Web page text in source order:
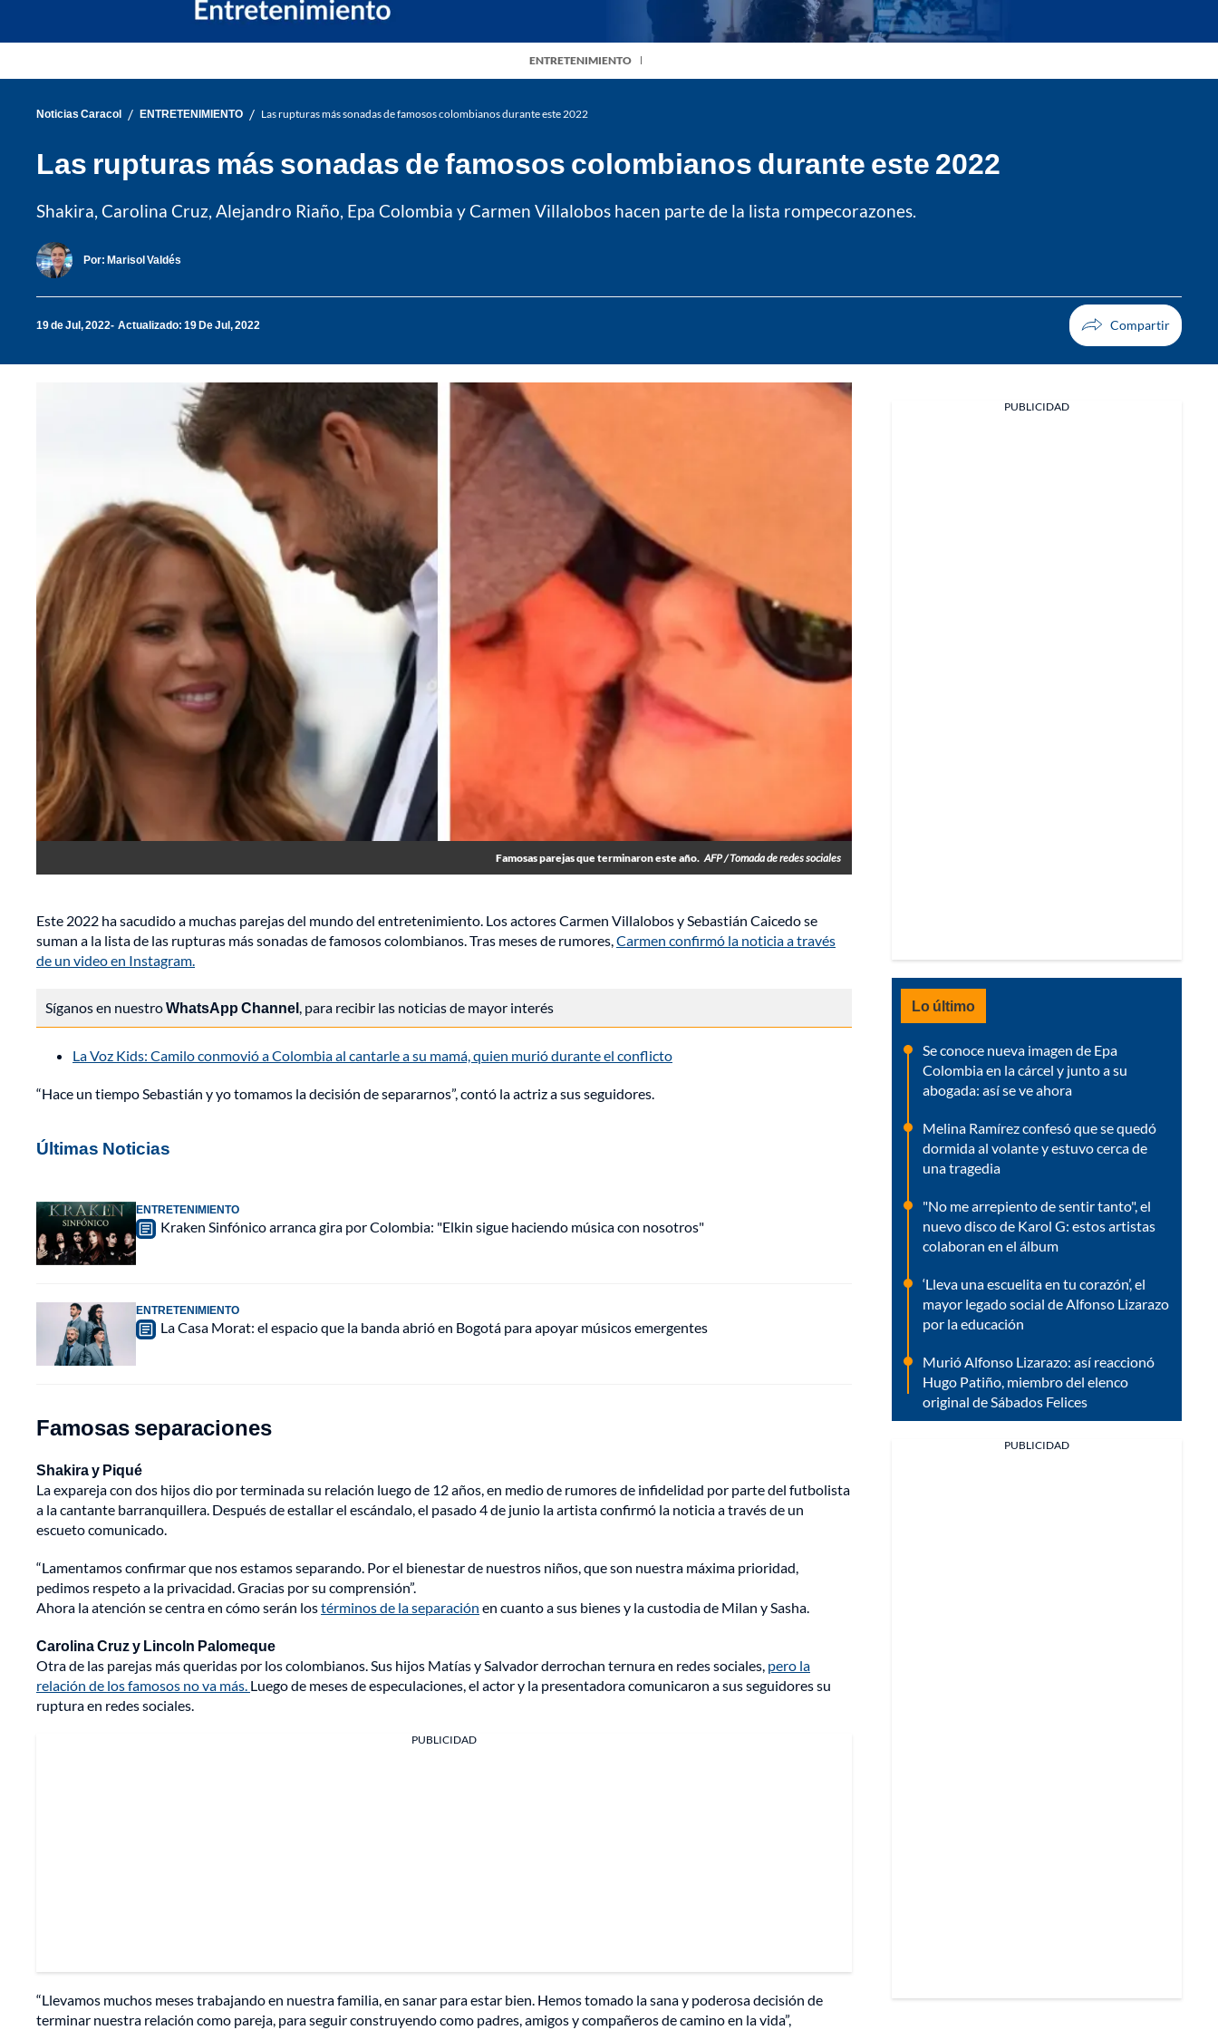
ENTRETENIMIENTO
Noticias Caracol / ENTRETENIMIENTO / Las rupturas más sonadas de famosos colombianos durante este 2022
Las rupturas más sonadas de famosos colombianos durante este 2022
Shakira, Carolina Cruz, Alejandro Riaño, Epa Colombia y Carmen Villalobos hacen parte de la lista rompecorazones.
Por: Marisol Valdés
19 de Jul, 2022 Actualizado: 19 De Jul, 2022
Famosas parejas que terminaron este año. AFP / Tomada de redes sociales
Este 2022 ha sacudido a muchas parejas del mundo del entretenimiento. Los actores Carmen Villalobos y Sebastián Caicedo se
suman a la lista de las rupturas más sonadas de famosos colombianos. Tras meses de rumores,Carmen confirmó la noticia a través
de un video en Instagram.
Síganos en nuestroWhatsApp Channel, para recibir las noticias de mayor interés
La Voz Kids: Camilo conmovió a Colombia al cantarle a su mamá, quien murió durante el conflicto
“Hace un tiempo Sebastián y yo tomamos la decisión de separarnos”, contó la actriz a sus seguidores.
Últimas Noticias
ENTRETENIMIENTO
Kraken Sinfónico arranca gira por Colombia: "Elkin sigue haciendo música con nosotros"
ENTRETENIMIENTO
La Casa Morat: el espacio que la banda abrió en Bogotá para apoyar músicos emergentes
Famosas separaciones
Shakira y Piqué
La expareja con dos hijos dio por terminada su relación luego de 12 años, en medio de rumores de infidelidad por parte del futbolista
a la cantante barranquillera. Después de estallar el escándalo, el pasado 4 de junio la artista confirmó la noticia a través de un
escueto comunicado.
“Lamentamos confirmar que nos estamos separando. Por el bienestar de nuestros niños, que son nuestra máxima prioridad,
pedimos respeto a la privacidad. Gracias por su comprensión”.
Ahora la atención se centra en cómo serán lostérminos de la separación en cuanto a sus bienes y la custodia de Milan y Sasha.
Carolina Cruz y Lincoln Palomeque
Otra de las parejas más queridas por los colombianos. Sus hijos Matías y Salvador derrochan ternura en redes sociales, pero la
relación de los famosos no va más. Luego de meses de especulaciones, el actor y la presentadora comunicaron a sus seguidores su
ruptura en redes sociales.
PUBLICIDAD
“Llevamos muchos meses trabajando en nuestra familia, en sanar para estar bien. Hemos tomado la sana y poderosa decisión de
terminar nuestra relación como pareja, para seguir construyendo como padres, amigos y compañeros de camino en la vida”,
PUBLICIDAD
Lo último
Se conoce nueva imagen de Epa
Colombia en la cárcel y junto a su
abogada: así se ve ahora
Melina Ramírez confesó que se quedó
dormida al volante y estuvo cerca de
una tragedia
"No me arrepiento de sentir tanto", el
nuevo disco de Karol G: estos artistas
colaboran en el álbum
‘Lleva una escuelita en tu corazón’, el
mayor legado social de Alfonso Lizarazo
por la educación
Murió Alfonso Lizarazo: así reaccionó
Hugo Patiño, miembro del elenco
original de Sábados Felices
PUBLICIDAD